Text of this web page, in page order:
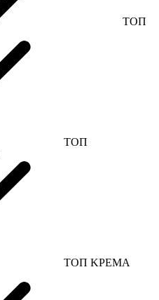
ΤΟΠ
ΤΟΠ
ΤΟΠ ΚΡΕΜΑ